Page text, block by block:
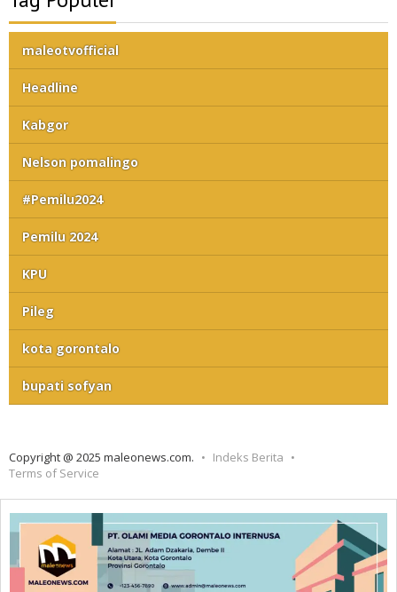
maleotvofficial
Headline
Kabgor
Nelson pomalingo
#Pemilu2024
Pemilu 2024
KPU
Pileg
kota gorontalo
bupati sofyan
Copyright @ 2025 maleonews.com.
Indeks Berita
Terms of Service